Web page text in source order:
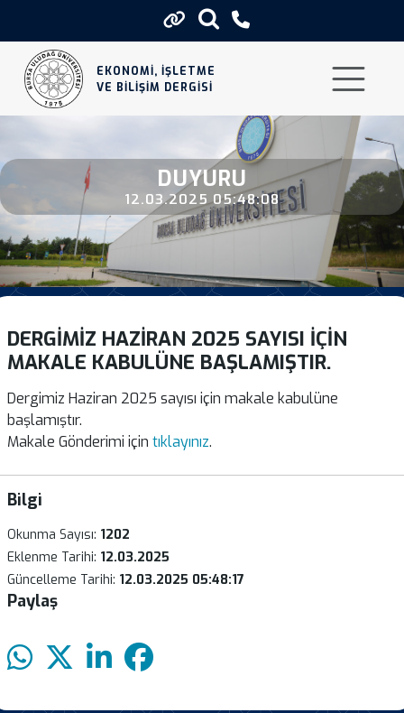
EKONOMİ, İŞLETME
VE BİLİŞİM DERGİSİ
Dergimiz Haziran 2025 Sayisi
DUYURU
12.03.2025 05:48:08
DERGIMIZ HAZIRAN 2025 SAYISI IÇIN
MAKALE KABULÜNE BAŞLAMIŞTIR.
Dergimiz Haziran 2025 sayısı için makale kabulüne
başlamıştır.
Makale Gönderimi için tıklayınız.
Bilgi
Okunma Sayısı: 1202
Eklenme Tarihi: 12.03.2025
Güncelleme Tarihi: 12.03.2025 05:48:17
Paylaş